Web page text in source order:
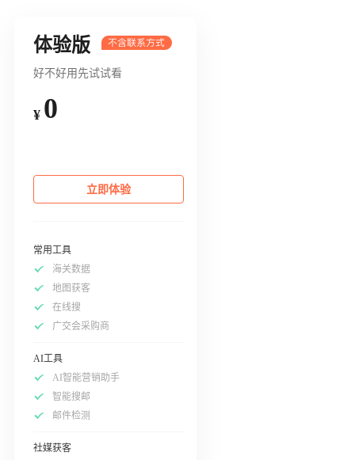
体验版
好不好用先试试看
¥ 0
立即体验
常用工具
海关数据
地图获客
在线搜
广交会采购商
AI工具
AI智能营销助手
智能搜邮
邮件检测
社媒获客